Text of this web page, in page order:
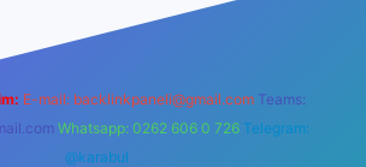
E-mail: backlinkpaneli@gmail.com Teams:
Whatsapp: 0262 606 0 726 Telegram:
@karabul